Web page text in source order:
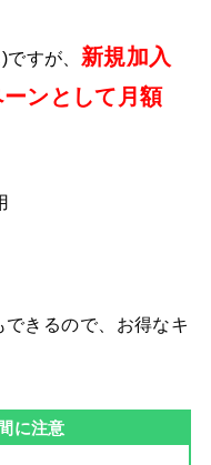
すが、 新規加入
ンとして月額
きるので、お得なキ
に注意